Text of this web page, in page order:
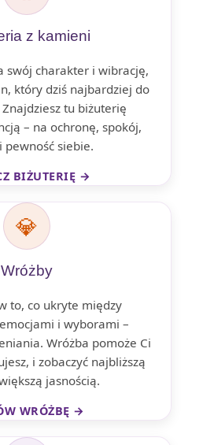
z kamieni
swój charakter i wibrację,
który dziś najbardziej do
tu biżuterię
– na ochronę, spokój,
pewność siebie.
BIŻUTERIĘ →
💎
Wróżby
to, co ukryte między
i wyborami –
Wróżba pomoże Ci
i zobaczyć najbliższą
jasnością.
WRÓŻBĘ →